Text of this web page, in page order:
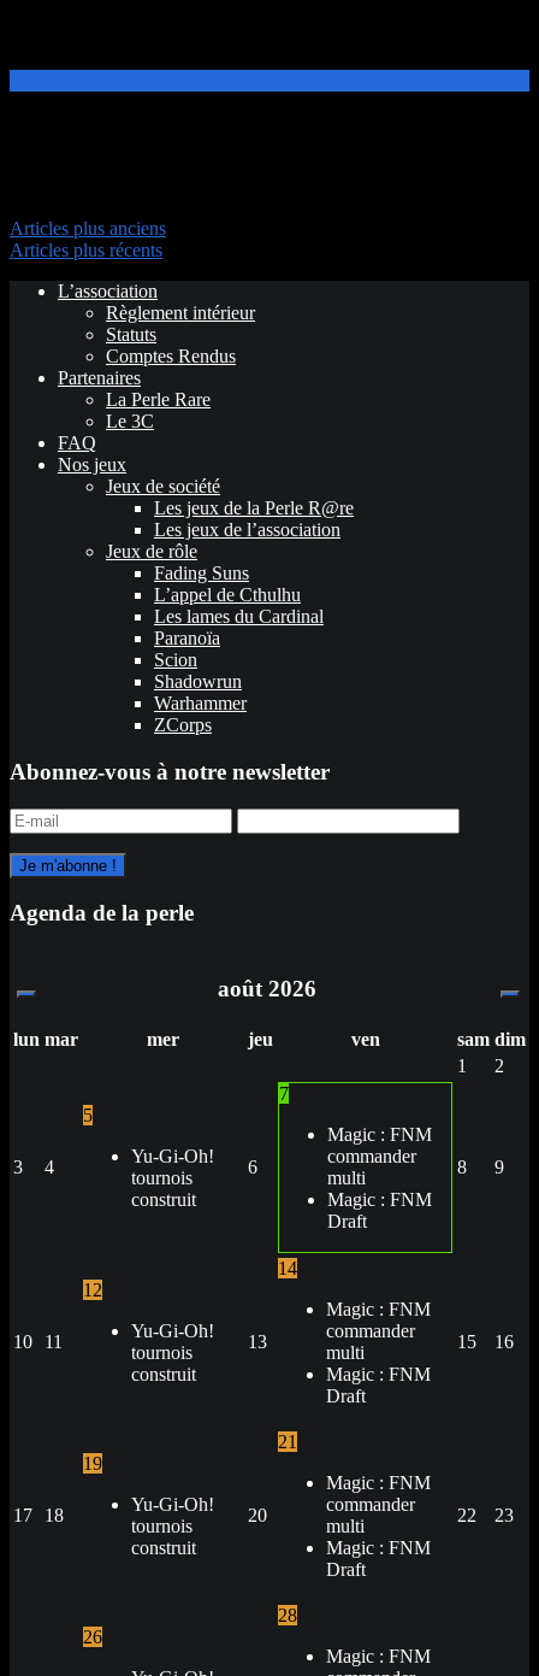
Articles plus anciens
Articles plus récents
L’association
Règlement intérieur
Statuts
Comptes Rendus
Partenaires
La Perle Rare
Le 3C
FAQ
Nos jeux
Jeux de société
Les jeux de la Perle R@re
Les jeux de l’association
Jeux de rôle
Fading Suns
L’appel de Cthulhu
Les lames du Cardinal
Paranoïa
Scion
Shadowrun
Warhammer
ZCorps
Abonnez-vous à notre newsletter
Agenda de la perle
août 2026
lun mar mer jeu ven sam dim
1
2
3 4
5
Yu-Gi-Oh!
tournois
construit
6
7
Magic : FNM
commander
multi
Magic : FNM
Draft
8 9
10 11
12
Yu-Gi-Oh!
tournois
construit
13
14
Magic : FNM
commander
multi
Magic : FNM
Draft
15 16
17 18
19
Yu-Gi-Oh!
tournois
construit
20
21
Magic : FNM
commander
multi
Magic : FNM
Draft
22 23
26
28
Magic : FNM